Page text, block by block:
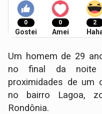
0
Gostei
0
Amei
2
Um homem de 29
no final da noite
proximidades de um
no bairro Lagoa,
Rondônia.